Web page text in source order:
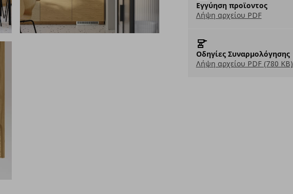
Εγγύηση προϊοντος
Λήψη αρχείου PDF
Οδηγίες Συναρμολόγησης
Λήψη αρχείου PDF (780 KB)